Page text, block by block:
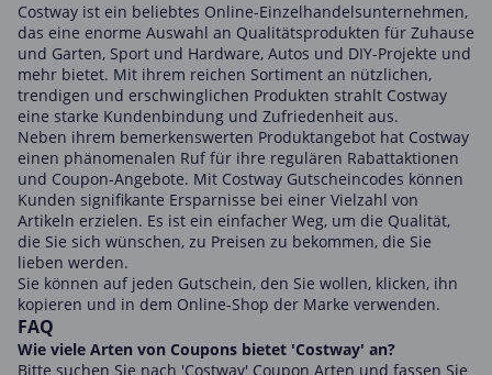
Costway ist ein beliebtes Online-Einzelhandelsunternehmen,
das eine enorme Auswahl an Qualitätsprodukten für Zuhause
und Garten, Sport und Hardware, Autos und DIY-Projekte und
mehr bietet. Mit ihrem reichen Sortiment an nützlichen,
trendigen und erschwinglichen Produkten strahlt Costway
eine starke Kundenbindung und Zufriedenheit aus.
Neben ihrem bemerkenswerten Produktangebot hat Costway
einen phänomenalen Ruf für ihre regulären Rabattaktionen
und Coupon-Angebote. Mit Costway Gutscheincodes können
Kunden signifikante Ersparnisse bei einer Vielzahl von
Artikeln erzielen. Es ist ein einfacher Weg, um die Qualität,
die Sie sich wünschen, zu Preisen zu bekommen, die Sie
lieben werden.
Sie können auf jeden Gutschein, den Sie wollen, klicken, ihn
kopieren und in dem Online-Shop der Marke verwenden.
FAQ
Wie viele Arten von Coupons bietet 'Costway' an?
Bitte suchen Sie nach 'Costway' Coupon Arten und fassen Sie